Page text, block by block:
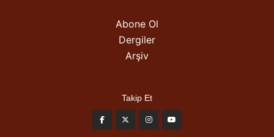
Abone Ol
Dergiler
Arşiv
Takip Et